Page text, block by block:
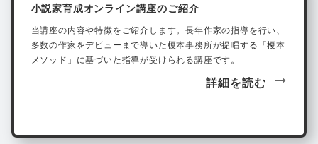
小説家育成オンライン講座のご紹介
当講座の内容や特徴をご紹介します。長年作家の指導を行い、
多数の作家をデビューまで導いた榎本事務所が提唱する「榎本
メソッド」に基づいた指導が受けられる講座です。
詳細を読む